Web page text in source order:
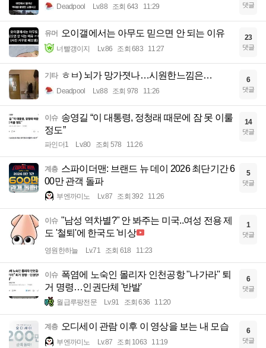
Deadpool Lv.88 조회 643 11:29 댓글
유머 오이갤에서는 아무도 믿으면 안 되는 이유
너빨갱이지 Lv.86 조회 683 11:27
23
댓글
기타 ㅎㅂ) 뇌가 망가졋나…시원한느낌은…
Deadpool Lv.88 조회 978 11:26
6
댓글
이슈 송영길 “이 대통령, 정청래 때문에 잠 못 이룰
정도”
파인더1 Lv.80 조회 578 11:26
14
댓글
계층 스파이더맨: 브랜드 뉴 데이 2026 최단기간 6
00만 관객 돌파
부엔까미노 Lv.87 조회 392 11:26
5
댓글
이슈 "남성 역차별?" 안 봐주는 미국..여성 전용 제
도 '철퇴'에 한국도 '비상
영원한하늘 Lv.71 조회 618 11:23
1
댓글
이슈 폭염에 노숙인 몰리자 인천공항 "나가라" 퇴
거 명령…인권단체 '반발'
월급루팡전문 Lv.91 조회 636 11:20
6
댓글
계층 오디세이 관람 이후 이 영상을 보는 내 모습
부엔까미노 Lv.87 조회 1063 11:19
6
댓글